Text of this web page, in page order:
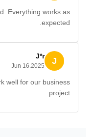
Everything works as
expected.
J
J*r
Jun 16.2025
well for our business
project.